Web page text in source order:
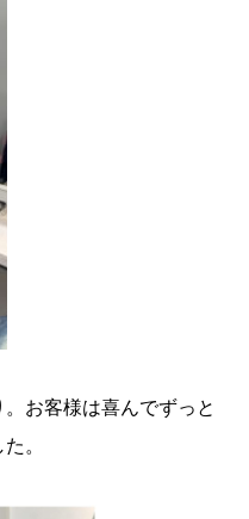
お客様は喜んでずっと
。